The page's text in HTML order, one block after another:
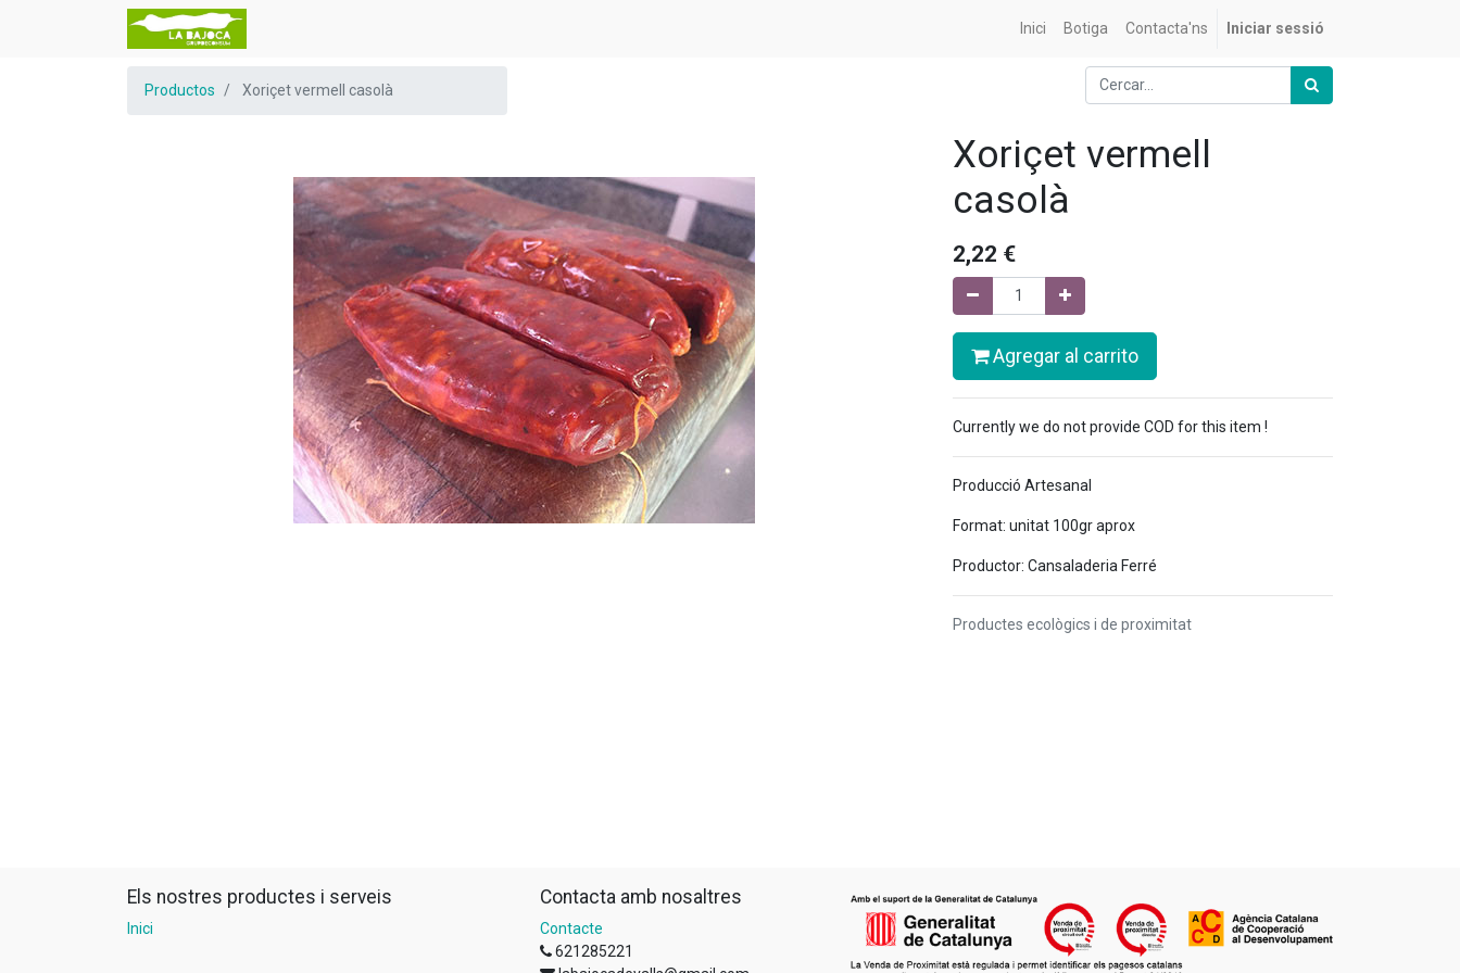
Inici Botiga Contacta'ns Iniciar sessió
Productos Xoriçet vermell casolà
Xoriçet vermell
casolà
2,22 €
Agregar al carrito
Currently we do not provide COD for this item !
Producció Artesanal
Format: unitat 100gr aprox
Productor: Cansaladeria Ferré
Productes ecològics i de proximitat
Els nostres productes i serveis
Inici
Contacta amb nosaltres
Contacte
621285221